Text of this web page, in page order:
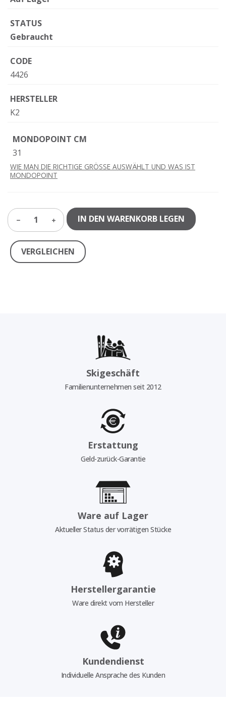
STATUS
Gebraucht
CODE
4426
HERSTELLER
K2
MONDOPOINT CM
31
WIE MAN DIE RICHTIGE GRÖSSE AUSWÄHLT UND WAS IST
MONDOPOINT
1 IN DEN WARENKORB LEGEN
VERGLEICHEN
Skigeschäft
Familienunternehmen seit 2012
Erstattung
Geld-zurück-Garantie
Ware auf Lager
Aktueller Status der vorrätigen Stücke
Herstellergarantie
Ware direkt vom Hersteller
Kundendienst
Individuelle Ansprache des Kunden